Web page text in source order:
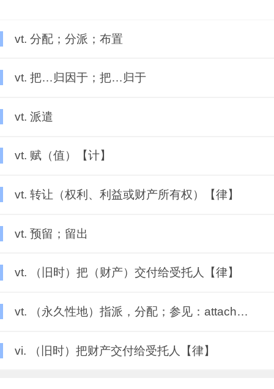
vt. 分配；分派；布置
vt. 把…归因于；把…归于
vt. 派遣
vt. 赋（值）【计】
vt. 转让（权利、利益或财产所有权）【律】
vt. 预留；留出
vt. （旧时）把（财产）交付给受托人【律】
vt. （永久性地）指派，分配；参见：attach【军】
vi. （旧时）把财产交付给受托人【律】